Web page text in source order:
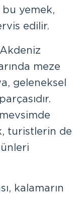
bu yemek,
edilir.
meze
geleneksel
turistlerin de
kalamarın